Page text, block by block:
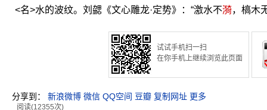
<名>水的波纹。刘勰《文心雕龙·定势》：“激水不漪，槁木
试试手机扫一扫
在你手机上继续浏览此页面
分享到： 新浪微博 微信 QQ空间 豆瓣 复制网址 更多
阅读(12355次)